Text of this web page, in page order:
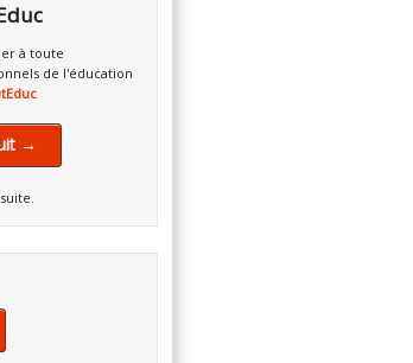
à toute
de l'éducation
→